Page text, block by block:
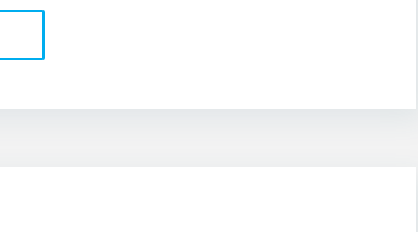
peskira i redovno
Plaëa Lucice udaljena je oko 15 minuta